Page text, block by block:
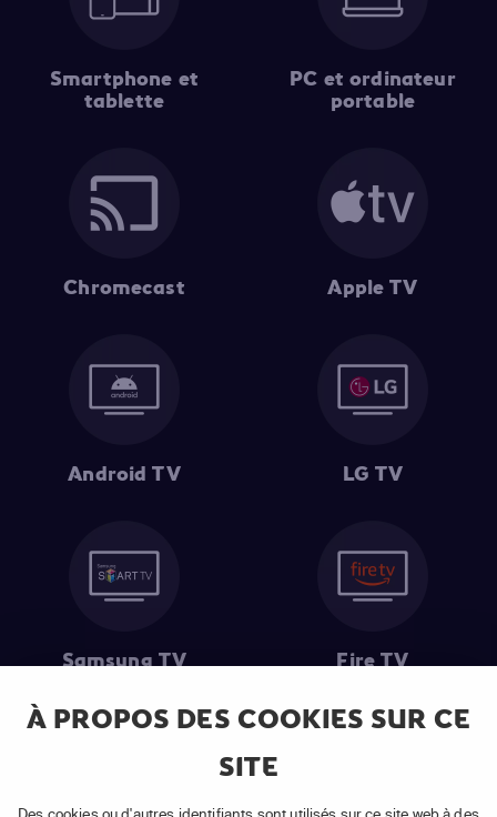
À PROPOS DES COOKIES SUR CE
SITE
Smartphone et
tablette
PC et ordinateur
portable
Chromecast Apple TV
Android TV LG TV
Samsung TV Fire TV
souscription à un abonnement APP TV Basic.